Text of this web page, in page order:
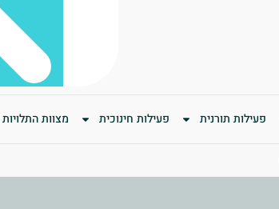
פעילות תורנית פעילות חינוכית מצוות